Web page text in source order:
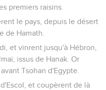
premiers raisins.
le pays, depuis le désert
de Hamath.
et vinrent jusqu'à Hébron,
issus de Hanak. Or
Tsohan d'Egypte.
et coupèrent de là